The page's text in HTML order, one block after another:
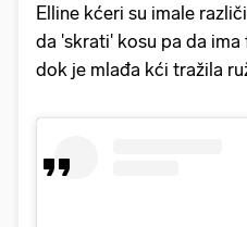
Elline kćeri su imale
da 'skrati' kosu pa da
dok je mlađa kći tražila